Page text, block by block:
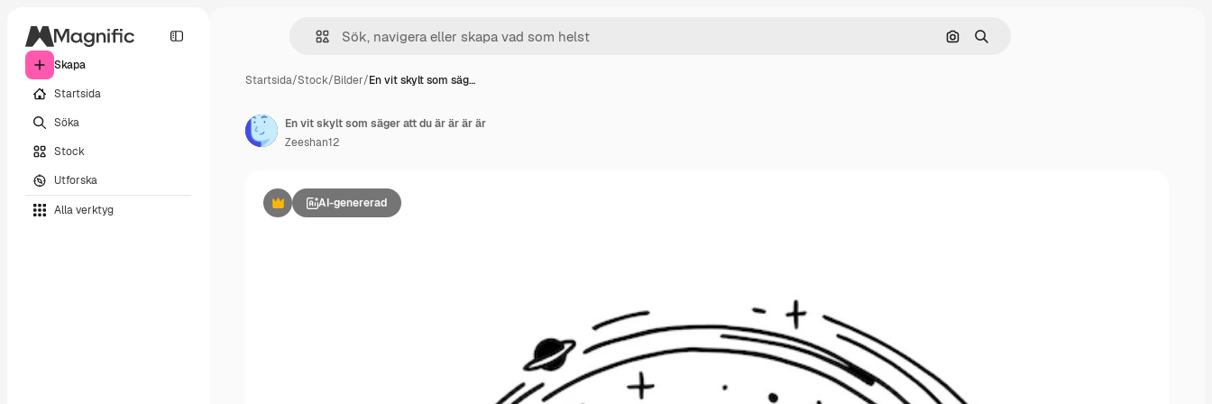
Skapa
Startsida
Söka
Stock
Utforska
Alla verktyg
Sök efter bild
Söka
Startsida/Stock/Bilder/En vit skylt som säg…
Premie AI-genererad
En vit skylt som säger att du är är är är
Zeeshan12